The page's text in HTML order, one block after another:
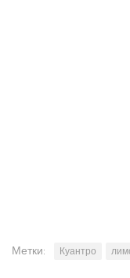
Метки: Куантро